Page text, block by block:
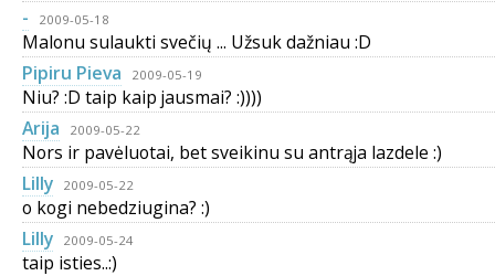
-
2009-05-18
Malonu sulaukti svečių ... Užsuk dažniau :D
Pipiru Pieva
2009-05-19
Niu? :D taip kaip jausmai? :))))
Arija
2009-05-22
Nors ir pavėluotai, bet sveikinu su antrąja lazdele :)
Lilly
2009-05-22
o kogi nebedziugina? :)
Lilly
2009-05-24
taip isties..:)